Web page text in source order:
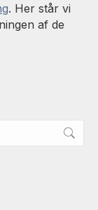
. Her står vi
af de